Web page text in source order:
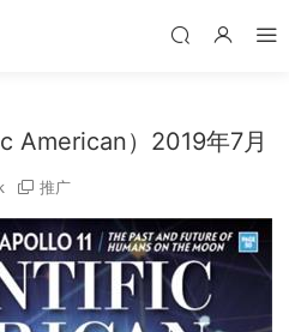
American）2019年7月
推广